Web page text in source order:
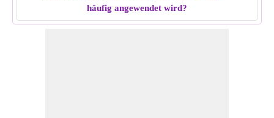
Multiplizieren Sie den ersten Bruch mit dem Kehrwert, also
18/4 × 7/10 = 63/20
häufig angewendet wird?